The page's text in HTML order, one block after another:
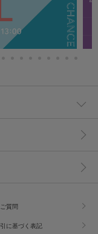
質問
に基づく表記